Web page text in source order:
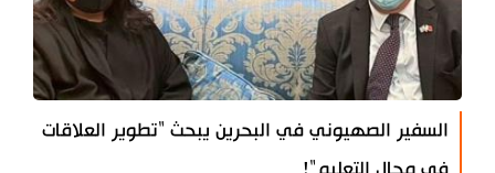
السفير الصهيوني في البحرين يبحث "تطوير العلاقات